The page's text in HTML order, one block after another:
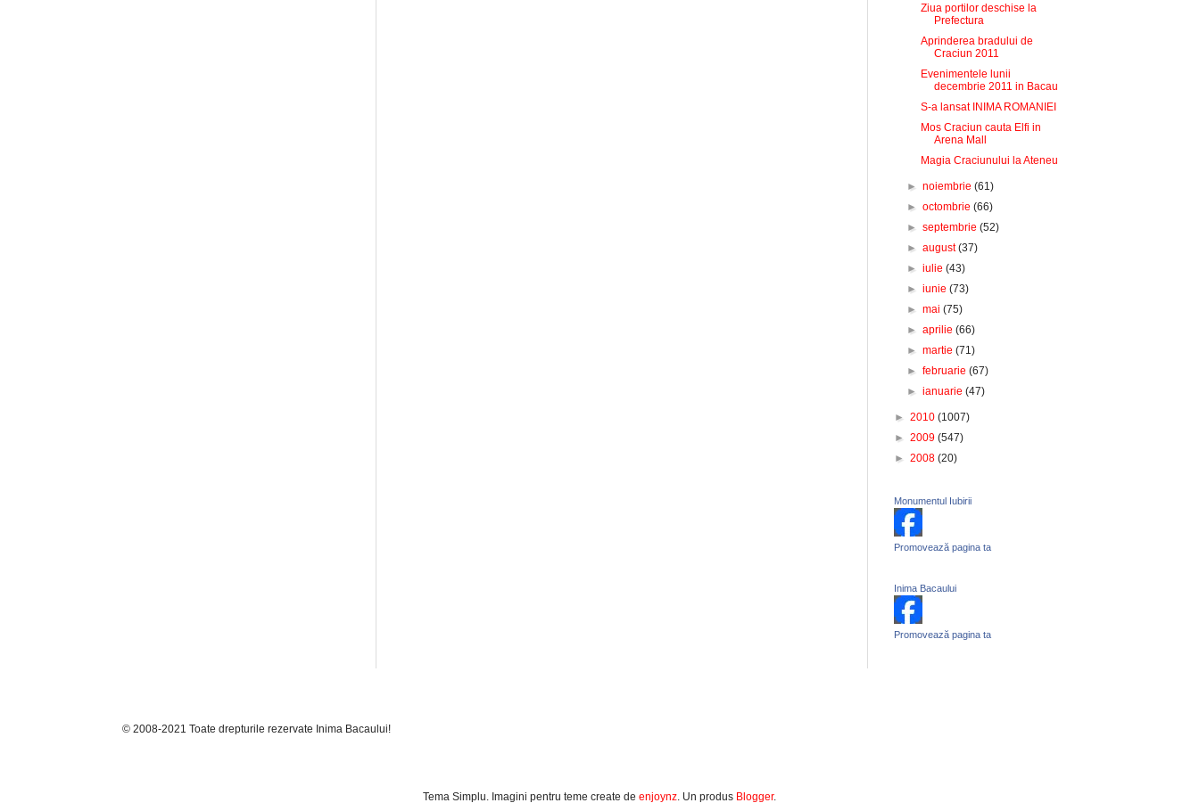
Ziua portilor deschise la
Prefectura
Aprinderea bradului de
Craciun 2011
Evenimentele lunii
decembrie 2011 in Bacau
S-a lansat INIMA ROMANIEI
Mos Craciun cauta Elfi in
Arena Mall
Magia Craciunului la Ateneu
►noiembrie(61)
►octombrie(66)
►septembrie(52)
►august(37)
►iulie(43)
►iunie(73)
►mai(75)
►aprilie(66)
►martie(71)
►februarie(67)
►ianuarie(47)
► 2010 (1007)
► 2009 (547)
► 2008 (20)
Monumentul Iubirii
Promovează pagina ta
Inima Bacaului
Promovează pagina ta
© 2008-2021 Toate drepturile rezervate Inima Bacaului!
Tema Simplu. Imagini pentru teme create de enjoynz. Un produs Blogger.